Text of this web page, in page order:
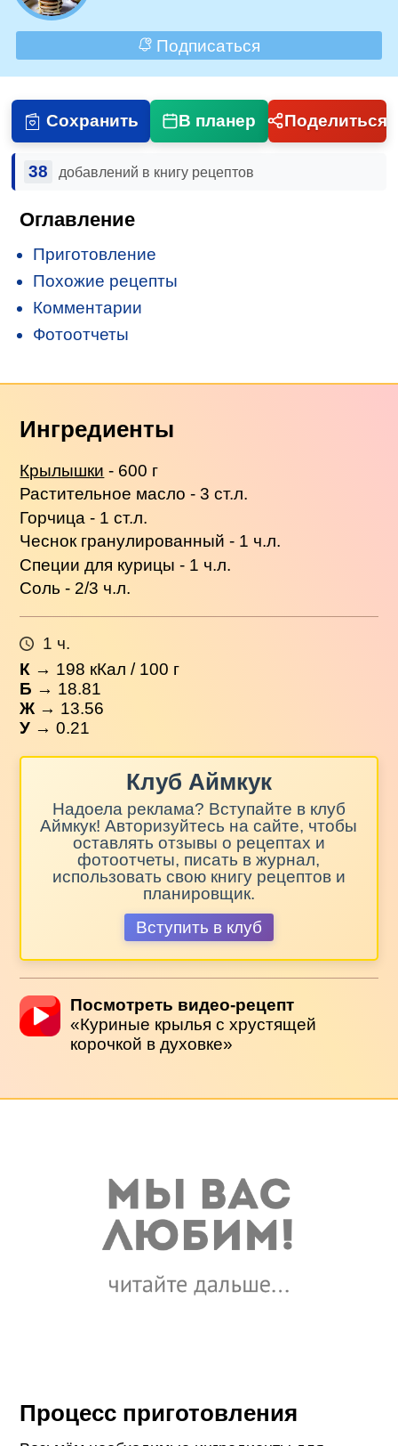
Подписаться
Сохранить В планер Поделиться
38 добавлений в книгу рецептов
Оглавление
Приготовление
Похожие рецепты
Комментарии
Фотоотчеты
Ингредиенты
Крылышки - 600 г
Растительное масло - 3 ст.л.
Горчица - 1 ст.л.
Чеснок гранулированный - 1 ч.л.
Специи для курицы - 1 ч.л.
Соль - 2/3 ч.л.
1 ч.
К → 198 кКал / 100 г
Б → 18.81
Ж → 13.56
У → 0.21
Клуб Аймкук
Надоела реклама? Вступайте в клуб
Аймкук! Авторизуйтесь на сайте, чтобы
оставлять отзывы о рецептах и
фотоотчеты, писать в журнал,
использовать свою книгу рецептов и
планировщик.
Вступить в клуб
Посмотреть видео-рецепт
«Куриные крылья с хрустящей
корочкой в духовке»
Процесс приготовления